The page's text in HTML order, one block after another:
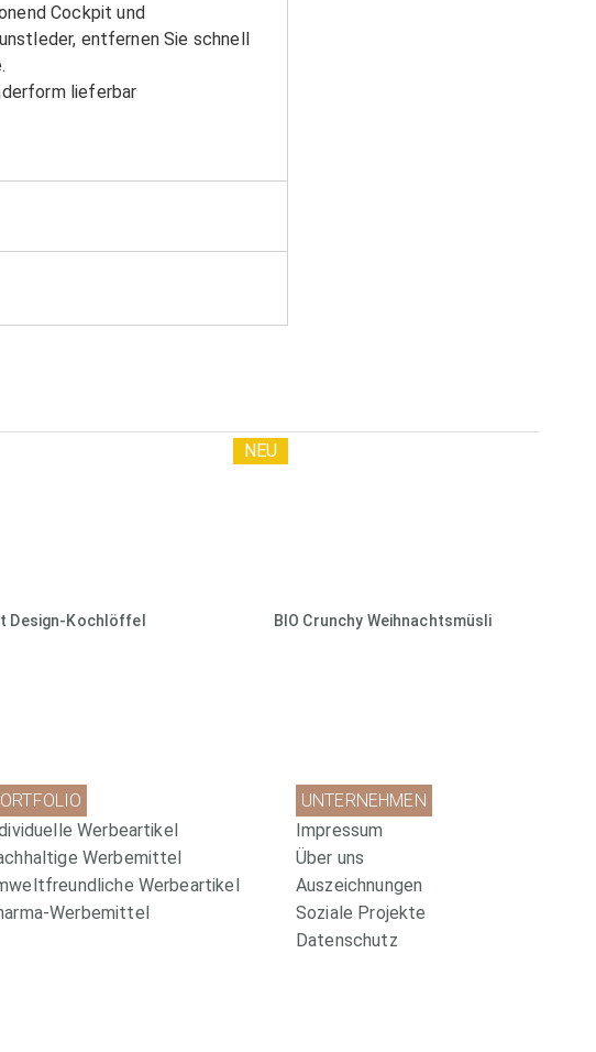
Cockpit und
entfernen Sie schnell
lieferbar
Design-Kochlöffel BIO Crunchy Weihnachtsmüsli
NEU
Werbeartikel
Werbemittel
Werbeartikel
Werbemittel
UNTERNEHMEN
Impressum
Über uns
Auszeichnungen
Soziale Projekte
Datenschutz